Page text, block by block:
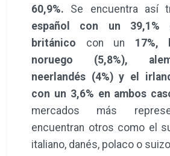
60,9%. Se encuentra así
español con un 39,1%
británico con un 17%,
noruego (5,8%),
neerlandés (4%) y el
con un 3,6% en ambos
mercados más
encuentran otros como el
italiano, danés, polaco o